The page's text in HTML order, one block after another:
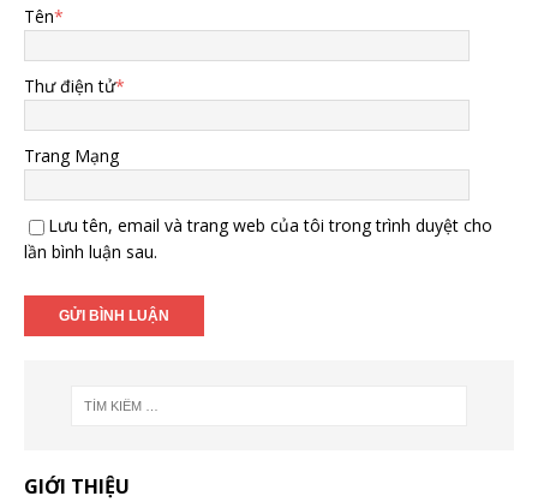
Tên*
Thư điện tử*
Trang Mạng
Lưu tên, email và trang web của tôi trong trình duyệt cho
lần bình luận sau.
GIỚI THIỆU